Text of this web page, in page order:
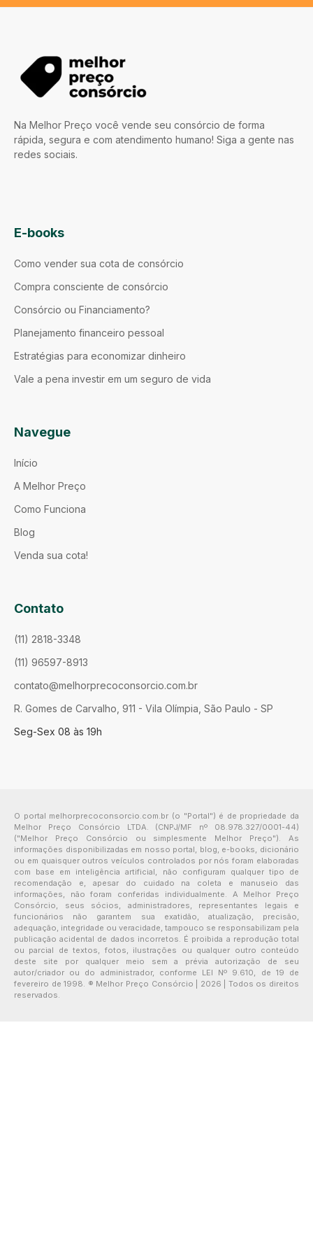
Na Melhor Preço você vende seu consórcio de forma
rápida, segura e com atendimento humano! Siga a gente nas
redes sociais.
E-books
Como vender sua cota de consórcio
Compra consciente de consórcio
Consórcio ou Financiamento?
Planejamento financeiro pessoal
Estratégias para economizar dinheiro
Vale a pena investir em um seguro de vida
Navegue
Início
A Melhor Preço
Como Funciona
Blog
Venda sua cota!
Contato
(11) 2818-3348
(11) 96597-8913
contato@melhorprecoconsorcio.com.br
R. Gomes de Carvalho, 911 - Vila Olímpia, São Paulo - SP
Seg-Sex 08 às 19h
O portal melhorprecoconsorcio.com.br (o "Portal") é de propriedade da
Melhor Preço Consórcio LTDA. (CNPJ/MF nº 08.978.327/0001-44)
("Melhor Preço Consórcio ou simplesmente Melhor Preço"). As
informações disponibilizadas em nosso portal, blog, e-books, dicionário
ou em quaisquer outros veículos controlados por nós foram elaboradas
com base em inteligência artificial, não configuram qualquer tipo de
recomendação e, apesar do cuidado na coleta e manuseio das
informações, não foram conferidas individualmente. A Melhor Preço
Consórcio, seus sócios, administradores, representantes legais e
funcionários não garantem sua exatidão, atualização, precisão,
adequação, integridade ou veracidade, tampouco se responsabilizam pela
publicação acidental de dados incorretos. É proibida a reprodução total
ou parcial de textos, fotos, ilustrações ou qualquer outro conteúdo
deste site por qualquer meio sem a prévia autorização de seu
autor/criador ou do administrador, conforme LEI Nº 9.610, de 19 de
fevereiro de 1998. ® Melhor Preço Consórcio | 2026 | Todos os direitos
reservados.